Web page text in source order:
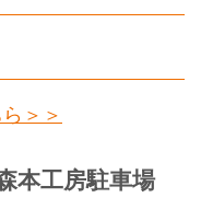
＞＞
本工房駐車場